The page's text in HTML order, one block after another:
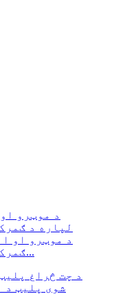
د موټرو او
ګمرکي فلزي ټاپ کولو پرزې...